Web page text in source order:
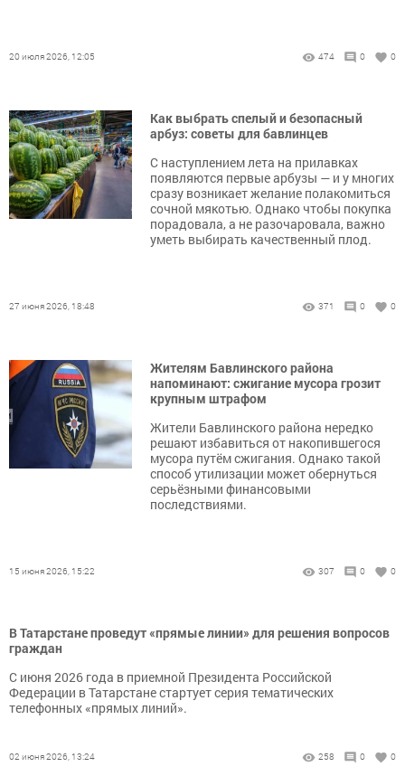
20 июля 2026, 12:05 474 0 0
Как выбрать спелый и безопасный
арбуз: советы для бавлинцев
С наступлением лета на прилавках
появляются первые арбузы — и у многих
сразу возникает желание полакомиться
сочной мякотью. Однако чтобы покупка
порадовала, а не разочаровала, важно
уметь выбирать качественный плод.
27 июня 2026, 18:48 371 0 0
Жителям Бавлинского района
напоминают: сжигание мусора грозит
крупным штрафом
Жители Бавлинского района нередко
решают избавиться от накопившегося
мусора путём сжигания. Однако такой
способ утилизации может обернуться
серьёзными финансовыми
последствиями.
15 июня 2026, 15:22 307 0 0
В Татарстане проведут «прямые линии» для решения вопросов
граждан
С июня 2026 года в приемной Президента Российской
Федерации в Татарстане стартует серия тематических
телефонных «прямых линий».
02 июня 2026, 13:24 258 0 0